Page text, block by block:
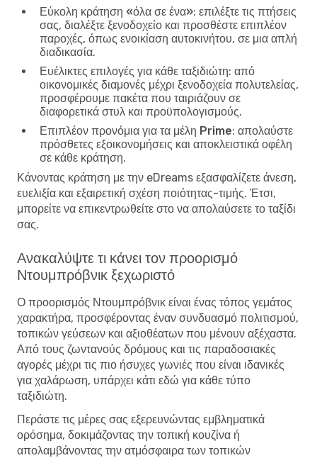
Εύκολη κράτηση «όλα σε ένα»: επιλέξτε τις πτήσεις
σας, διαλέξτε ξενοδοχείο και προσθέστε επιπλέον
παροχές, όπως ενοικίαση αυτοκινήτου, σε μια απλή
διαδικασία.
Ευέλικτες επιλογές για κάθε ταξιδιώτη: από
οικονομικές διαμονές μέχρι ξενοδοχεία πολυτελείας,
προσφέρουμε πακέτα που ταιριάζουν σε
διαφορετικά στυλ και προϋπολογισμούς.
Επιπλέον προνόμια για τα μέλη Prime: απολαύστε
πρόσθετες εξοικονομήσεις και αποκλειστικά οφέλη
σε κάθε κράτηση.
Κάνοντας κράτηση με την eDreams εξασφαλίζετε άνεση,
ευελιξία και εξαιρετική σχέση ποιότητας-τιμής. Έτσι,
μπορείτε να επικεντρωθείτε στο να απολαύσετε το ταξίδι
σας.
Ανακαλύψτε τι κάνει τον προορισμό
Ντουμπρόβνικ ξεχωριστό
Ο προορισμός Ντουμπρόβνικ είναι ένας τόπος γεμάτος
χαρακτήρα, προσφέροντας έναν συνδυασμό πολιτισμού,
τοπικών γεύσεων και αξιοθέατων που μένουν αξέχαστα.
Από τους ζωντανούς δρόμους και τις παραδοσιακές
αγορές μέχρι τις πιο ήσυχες γωνιές που είναι ιδανικές
για χαλάρωση, υπάρχει κάτι εδώ για κάθε τύπο
ταξιδιώτη.
Περάστε τις μέρες σας εξερευνώντας εμβληματικά
ορόσημα, δοκιμάζοντας την τοπική κουζίνα ή
απολαμβάνοντας την ατμόσφαιρα των τοπικών